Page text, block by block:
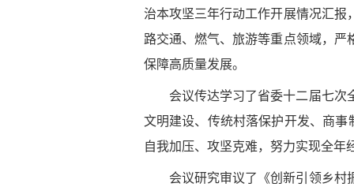
治本攻坚三年行动工作开展情况汇
路交通、燃气、旅游等重点领域，
保障高质量发展。
会议传达学习了省委十二届七次
文明建设、传统村落保护开发、商事
自我加压、攻坚克难，努力实现全年
会议研究审议了《创新引领乡村